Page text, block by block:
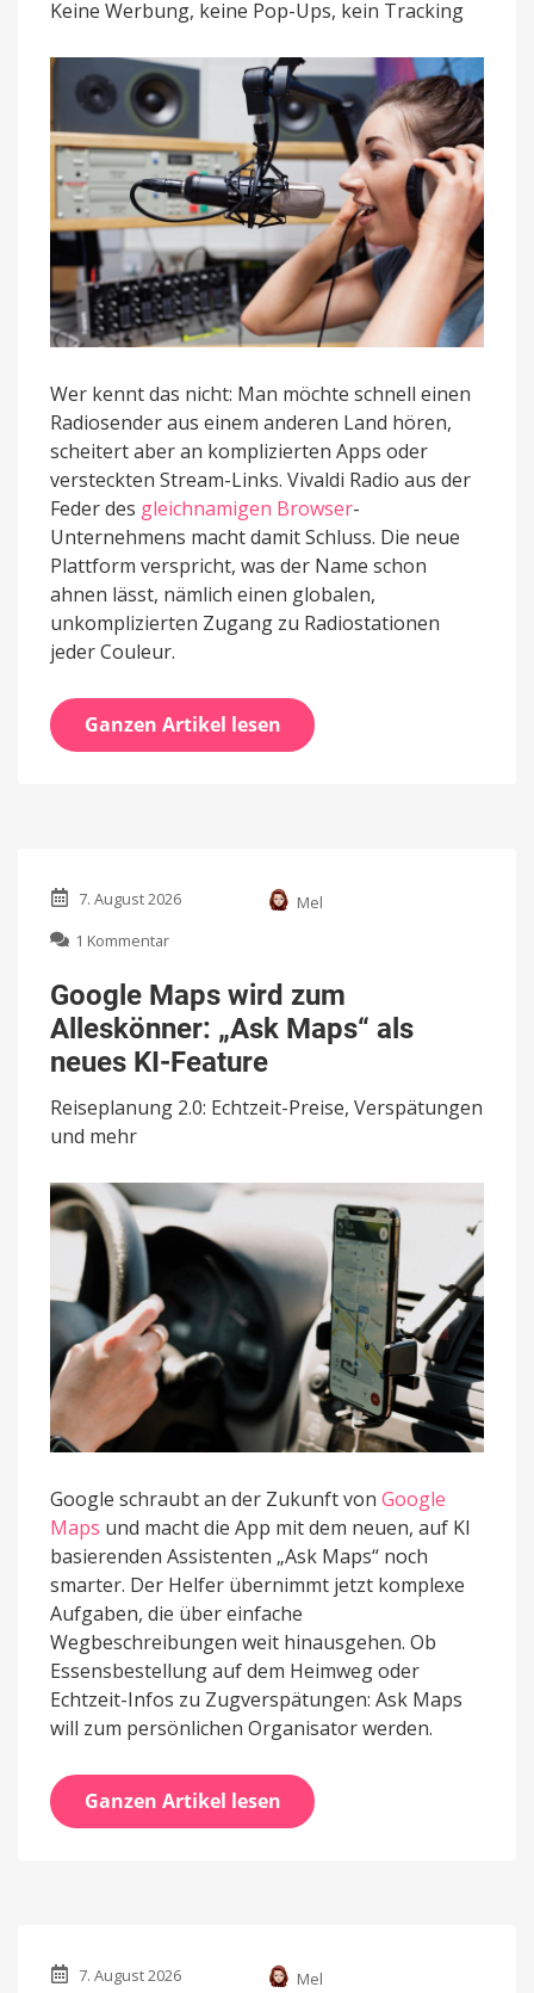
Fokus
Datenschutz
Keine Werbung, keine Pop-Ups, kein Tracking
Wer kennt das nicht: Man möchte schnell einen
Radiosender aus einem anderen Land hören,
scheitert aber an komplizierten Apps oder
versteckten Stream-Links. Vivaldi Radio aus der
Feder des gleichnamigen Browser-
Unternehmens macht damit Schluss. Die neue
Plattform verspricht, was der Name schon
ahnen lässt, nämlich einen globalen,
unkomplizierten Zugang zu Radiostationen
jeder Couleur.
Ganzen Artikel lesen
7. August 2026
Mel
1 Kommentar
Maps
wird
zum
Alleskönner:
„Ask
Maps“
als
Feature
Google Maps wird zum
Alleskönner: „Ask Maps“ als
neues KI-Feature
Reiseplanung 2.0: Echtzeit-Preise, Verspätungen
und mehr
Google schraubt an der Zukunft von Google
Maps und macht die App mit dem neuen, auf KI
basierenden Assistenten „Ask Maps“ noch
smarter. Der Helfer übernimmt jetzt komplexe
Aufgaben, die über einfache
Wegbeschreibungen weit hinausgehen. Ob
Essensbestellung auf dem Heimweg oder
Echtzeit-Infos zu Zugverspätungen: Ask Maps
will zum persönlichen Organisator werden.
Ganzen Artikel lesen
7. August 2026
Mel